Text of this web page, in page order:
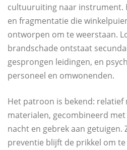
cultuuruiting naar instrument.
en fragmentatie die
ontworpen om te weerstaan.
brandschade ontstaat
gesprongen leidingen, en
personeel en omwonenden.
Het patroon is bekend: relatief
materialen, gecombineerd
nacht en gebrek aan getuigen.
preventie blijft de prikkel om